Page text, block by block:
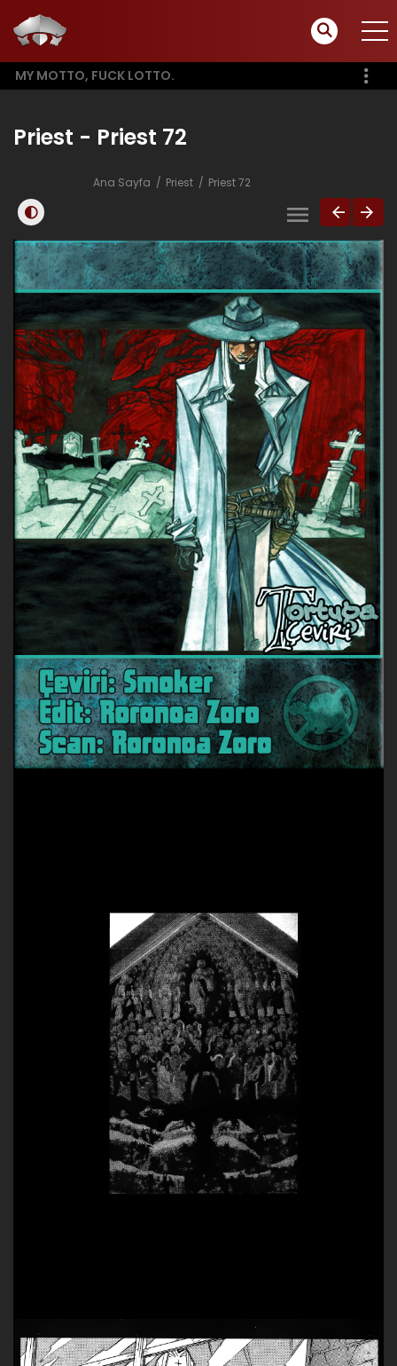
MY MOTTO, FUCK LOTTO.
Priest - Priest 72
Ana Sayfa Priest Priest 72